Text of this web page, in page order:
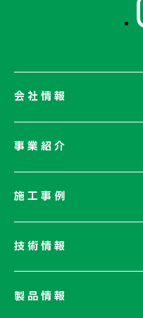
会社情報
会社情報一覧
ネットワーク
事業紹介
施工事例
技術情報
製品情報